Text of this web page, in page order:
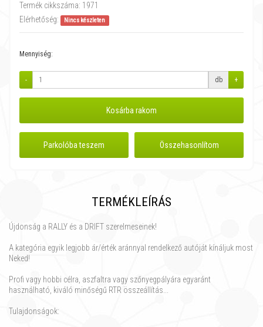
Termék cikkszáma: 1971
Elérhetőség:
Nincs készleten
Mennyiség:
- db +
Kosárba rakom
Parkolóba teszem Összehasonlítom
TERMÉKLEÍRÁS
Újdonság a RALLY és a DRIFT szerelmeseinek!
A kategória egyik legjobb ár/érték aránnyal rendelkező autóját kínáljuk most
Neked!
Profi vagy hobbi célra, aszfaltra vagy szőnyegpályára egyaránt
használható, kiváló minőségű RTR összeállítás...
Tulajdonságok: